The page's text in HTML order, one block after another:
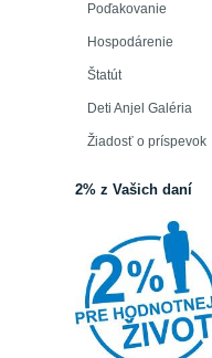
Poďakovanie
Hospodárenie
Štatút
Deti Anjel Galéria
Žiadosť o príspevok
2% z Vašich daní